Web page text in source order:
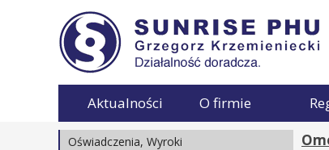
Aktualności O firmie
Oświadczenia, Wyroki